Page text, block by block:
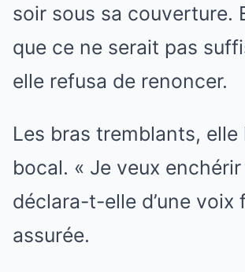
soir sous sa couverture.
que ce ne serait pas
elle refusa de renoncer.
Les bras tremblants, elle
bocal. « Je veux
déclara-t-elle d’une voix
assurée.